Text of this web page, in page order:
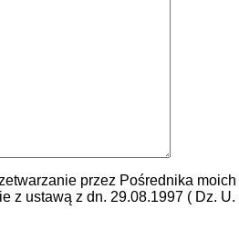
przez Pośrednika moich
z ustawą z dn. 29.08.1997 ( Dz. U.